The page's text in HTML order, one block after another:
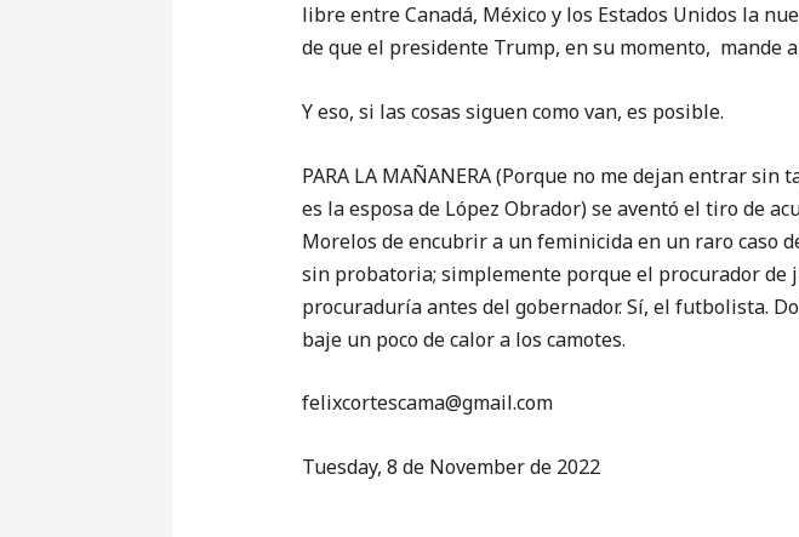
libre entre Canadá, México y los Estados Unidos la
de que el presidente Trump, en su momento, mande
Y eso, si las cosas siguen como van, es posible.
PARA LA MAÑANERA (Porque no me dejan entrar
es la esposa de López Obrador) se aventó el tiro de
Morelos de encubrir a un feminicida en un raro caso
sin probatoria; simplemente porque el procurador
procuraduría antes del gobernador. Sí, el futbolista.
baje un poco de calor a los camotes.
‎felixcortescama@gmail.com
Tuesday, 8 de November de 2022